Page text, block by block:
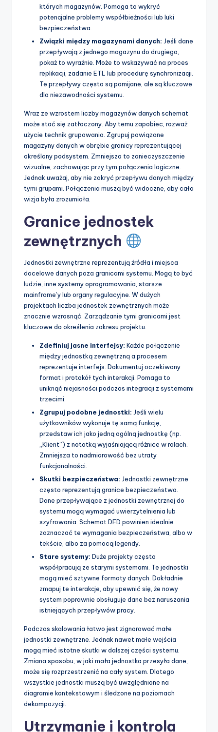
których magazynów. Pomaga to wykryć
potencjalne problemy współbieżności lub luki
bezpieczeństwa.
Związki między magazynami danych: Jeśli dane
przepływają z jednego magazynu do drugiego,
pokaż to wyraźnie. Może to wskazywać na proces
replikacji, zadanie ETL lub procedurę synchronizacji.
Te przepływy często są pomijane, ale są kluczowe
dla niezawodności systemu.
Wraz ze wzrostem liczby magazynów danych schemat
może stać się zatłoczony. Aby temu zapobiec, rozważ
użycie technik grupowania. Zgrupuj powiązane
magazyny danych w obrębie granicy reprezentującej
określony podsystem. Zmniejsza to zanieczyszczenie
wizualne, zachowując przy tym połączenia logiczne.
Jednak uważaj, aby nie zakryć przepływu danych między
tymi grupami. Połączenia muszą być widoczne, aby cała
wizja była zrozumiała.
Granice jednostek
zewnętrznych
Jednostki zewnętrzne reprezentują źródła i miejsca
docelowe danych poza granicami systemu. Mogą to być
ludzie, inne systemy oprogramowania, starsze
mainframe’y lub organy regulacyjne. W dużych
projektach liczba jednostek zewnętrznych może
znacznie wzrosnąć. Zarządzanie tymi granicami jest
kluczowe do określenia zakresu projektu.
Zdefiniuj jasne interfejsy: Każde połączenie
między jednostką zewnętrzną a procesem
reprezentuje interfejs. Dokumentuj oczekiwany
format i protokół tych interakcji. Pomaga to
uniknąć niejasności podczas integracji z systemami
trzecimi.
Zgrupuj podobne jednostki: Jeśli wielu
użytkowników wykonuje tę samą funkcję,
przedstaw ich jako jedną ogólną jednostkę (np.
„Klient”) z notatką wyjaśniającą różnice w rolach.
Zmniejsza to nadmiarowość bez utraty
funkcjonalności.
Skutki bezpieczeństwa: Jednostki zewnętrzne
często reprezentują granice bezpieczeństwa.
Dane przepływające z jednostki zewnętrznej do
systemu mogą wymagać uwierzytelnienia lub
szyfrowania. Schemat DFD powinien idealnie
zaznaczać te wymagania bezpieczeństwa, albo w
tekście, albo za pomocą legendy.
Stare systemy: Duże projekty często
współpracują ze starymi systemami. Te jednostki
mogą mieć sztywne formaty danych. Dokładnie
zmapuj te interakcje, aby upewnić się, że nowy
system poprawnie obsługuje dane bez naruszania
istniejących przepływów pracy.
Podczas skalowania łatwo jest zignorować małe
jednostki zewnętrzne. Jednak nawet małe wejścia
mogą mieć istotne skutki w dalszej części systemu.
Zmiana sposobu, w jaki mała jednostka przesyła dane,
może się rozprzestrzenić na cały system. Dlatego
wszystkie jednostki muszą być uwzględnione na
diagramie kontekstowym i śledzone na poziomach
dekompozycji.
Utrzymanie i kontrola